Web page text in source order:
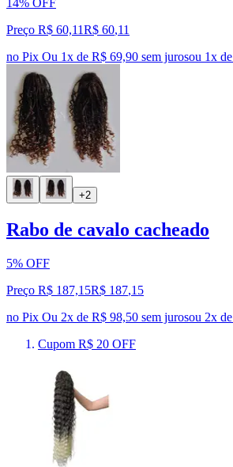
14% OFF
Preço R$ 60,11R$ 60,11
no Pix Ou 1x de R$ 69,90 sem jurosou 1x de
+2
Rabo de cavalo cacheado
5% OFF
Preço R$ 187,15R$ 187,15
no Pix Ou 2x de R$ 98,50 sem jurosou 2x de
Cupom R$ 20 OFF